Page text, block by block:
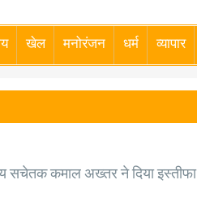
खेल मनोरंजन धर्म व्यापार
सचेतक कमाल अख्तर ने दिया इस्तीफा